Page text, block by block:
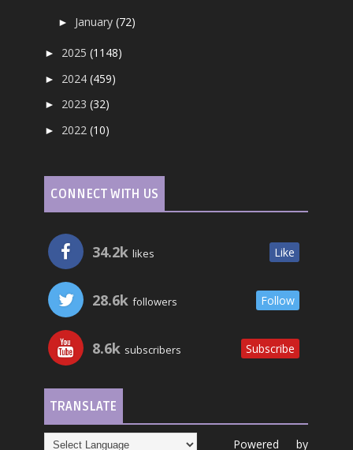
► January(72)
► 2025(1148)
► 2024(459)
► 2023(32)
► 2022(10)
CONNECT WITH US
34.2k likes Like
28.6k followers Follow
8.6k subscribers Subscribe
TRANSLATE
Powered by